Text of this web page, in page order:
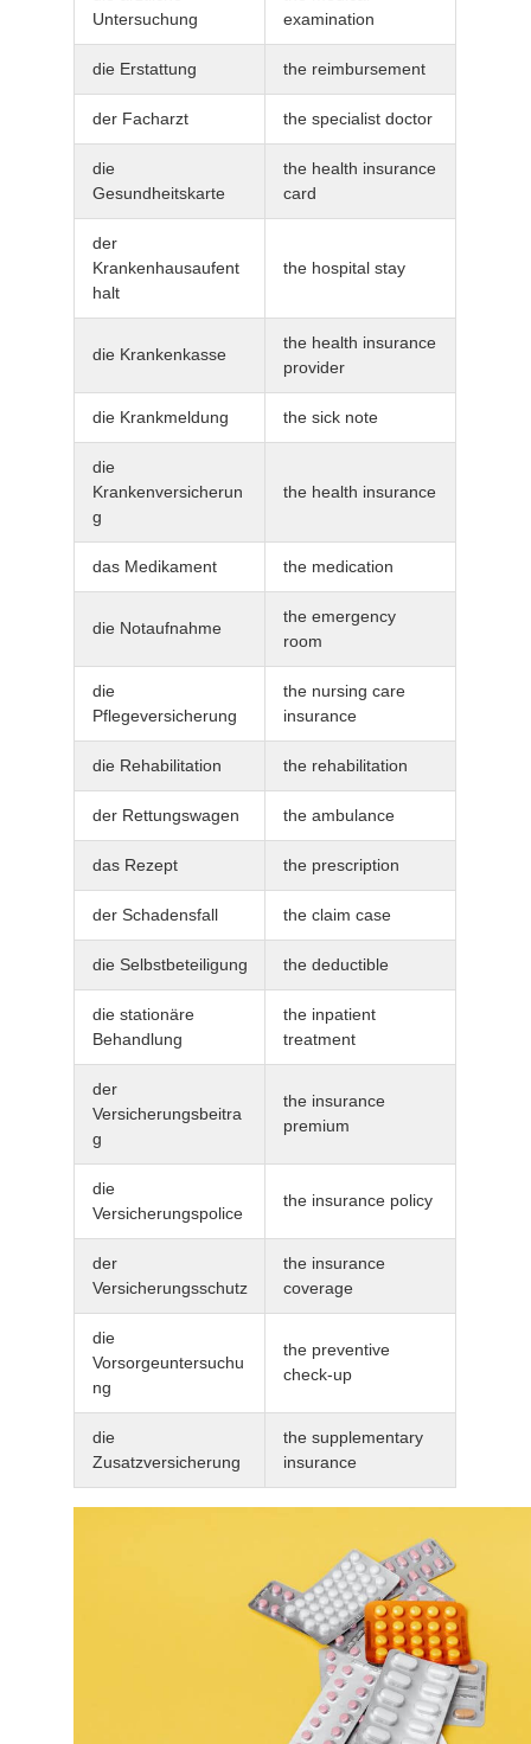
Untersuchung
examination
die Erstattung the reimbursement
der Facharzt the specialist doctor
die
Gesundheitskarte
the health insurance
card
der
Krankenhausaufent
halt
the hospital stay
die Krankenkasse
the health insurance
provider
die Krankmeldung the sick note
die
Krankenversicherun
g
the health insurance
das Medikament the medication
die Notaufnahme
the emergency
room
die
Pflegeversicherung
the nursing care
insurance
die Rehabilitation the rehabilitation
der Rettungswagen the ambulance
das Rezept the prescription
der Schadensfall the claim case
die Selbstbeteiligung the deductible
die stationäre
Behandlung
the inpatient
treatment
der
Versicherungsbeitra
g
the insurance
premium
die
Versicherungspolice
the insurance policy
der
Versicherungsschutz
the insurance
coverage
die
Vorsorgeuntersuchu
ng
the preventive
check-up
die
Zusatzversicherung
the supplementary
insurance